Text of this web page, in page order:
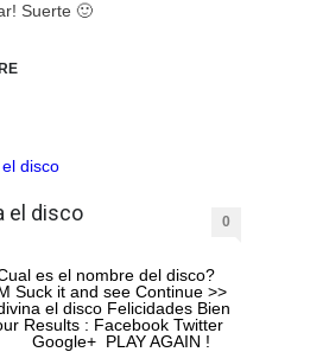
Suerte 🙂
el disco 0
es el nombre del disco?
Suck it and see Continue >>
el disco Felicidades Bien
Results : Facebook Twitter
Google+ PLAY AGAIN !